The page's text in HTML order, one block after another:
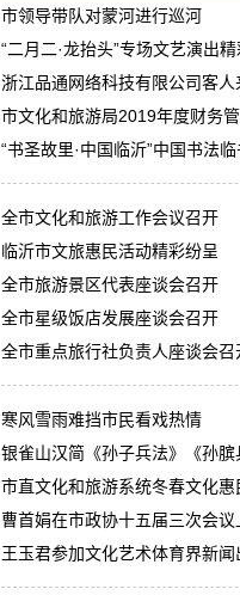
市领导带队对蒙河进行巡河
“二月二·龙抬头”专场文艺演出
浙江品通网络科技有限公司客
市文化和旅游局2019年度财务
“书圣故里·中国临沂”中国书法
全市文化和旅游工作会议召开
临沂市文旅惠民活动精彩纷呈
全市旅游景区代表座谈会召开
全市星级饭店发展座谈会召开
全市重点旅行社负责人座谈会召
寒风雪雨难挡市民看戏热情
银雀山汉简《孙子兵法》《孙
市直文化和旅游系统冬春文化
曹首娟在市政协十五届三次会
王玉君参加文化艺术体育界新